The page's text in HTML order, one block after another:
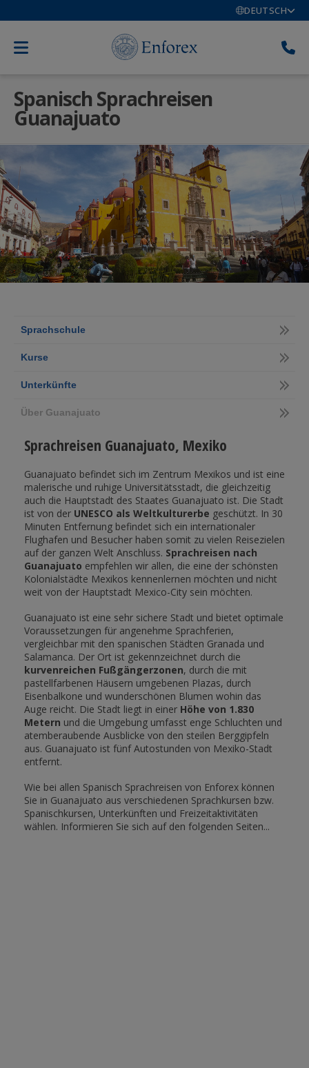
DEUTSCH
Spanisch Sprachreisen
Guanajuato
Sprachschule
Kurse
Unterkünfte
Über Guanajuato
Sprachreisen Guanajuato, Mexiko
Guanajuato befindet sich im Zentrum Mexikos und ist eine
malerische und ruhige Universitätsstadt, die gleichzeitig
auch die Hauptstadt des Staates Guanajuato ist. Die Stadt
ist von der UNESCO als Weltkulturerbe geschützt. In 30
Minuten Entfernung befindet sich ein internationaler
Flughafen und Besucher haben somit zu vielen Reisezielen
auf der ganzen Welt Anschluss. Sprachreisen nach
Guanajuato empfehlen wir allen, die eine der schönsten
Kolonialstädte Mexikos kennenlernen möchten und nicht
weit von der Hauptstadt Mexico-City sein möchten.
Guanajuato ist eine sehr sichere Stadt und bietet optimale
Voraussetzungen für angenehme Sprachferien,
vergleichbar mit den spanischen Städten Granada und
Salamanca. Der Ort ist gekennzeichnet durch die
kurvenreichen Fußgängerzonen, durch die mit
pastellfarbenen Häusern umgebenen Plazas, durch
Eisenbalkone und wunderschönen Blumen wohin das
Auge reicht. Die Stadt liegt in einer Höhe von 1.830
Metern und die Umgebung umfasst enge Schluchten und
atemberaubende Ausblicke von den steilen Berggipfeln
aus. Guanajuato ist fünf Autostunden von Mexiko-Stadt
entfernt.
Wie bei allen Spanisch Sprachreisen von Enforex können
Sie in Guanajuato aus verschiedenen Sprachkursen bzw.
Spanischkursen, Unterkünften und Freizeitaktivitäten
wählen. Informieren Sie sich auf den folgenden Seiten...